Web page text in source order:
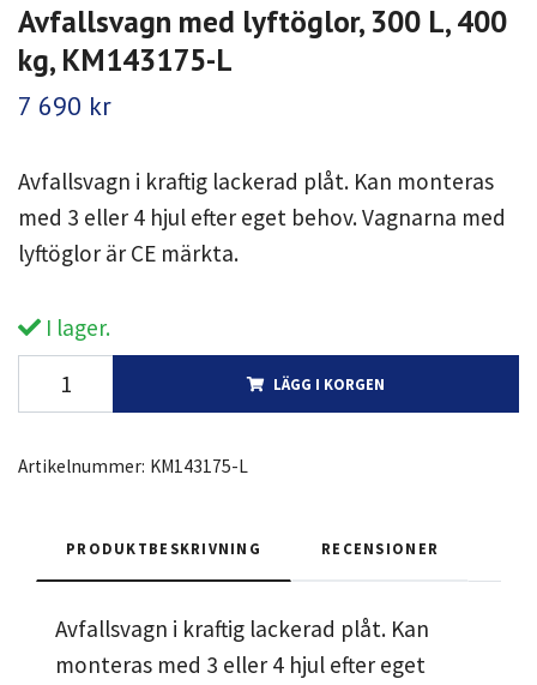
Avfallsvagn med lyftöglor, 300 L, 400
kg, KM143175-L
7 690 kr
Avfallsvagn i kraftig lackerad plåt. Kan monteras
med 3 eller 4 hjul efter eget behov. Vagnarna med
lyftöglor är CE märkta.
I lager.
LÄGG I KORGEN
Artikelnummer: KM143175-L
PRODUKTBESKRIVNING RECENSIONER
Avfallsvagn i kraftig lackerad plåt. Kan
monteras med 3 eller 4 hjul efter eget